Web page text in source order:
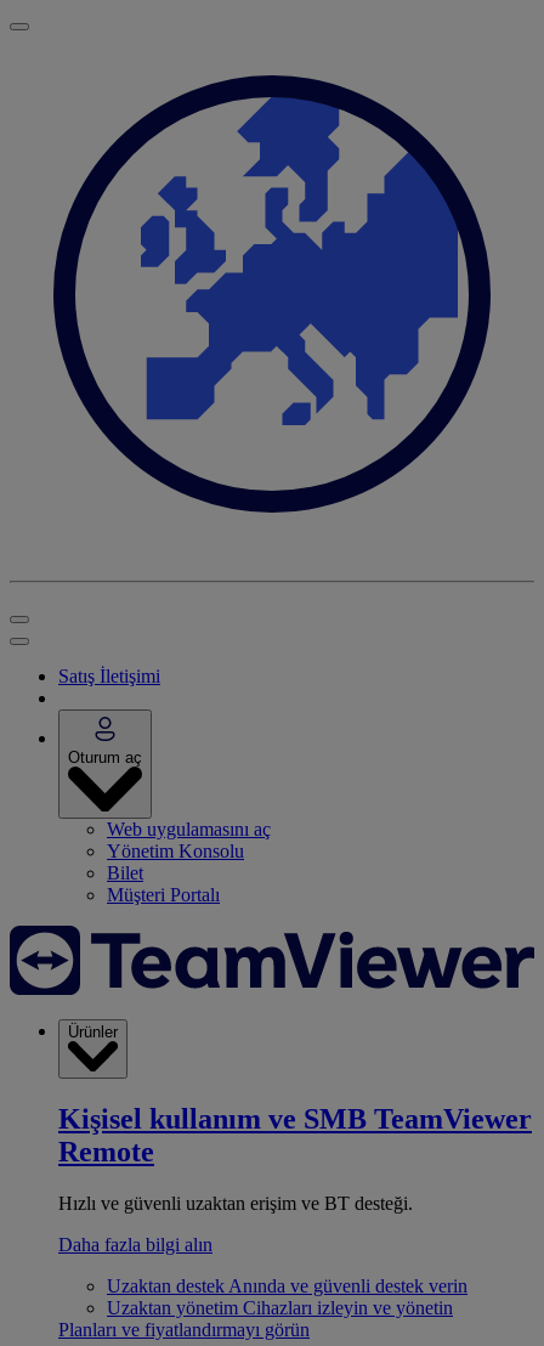
Satış İletişimi
Oturum aç
Web uygulamasını aç
Yönetim Konsolu
Bilet
Müşteri Portalı
Ürünler
Kişisel kullanım ve SMB TeamViewer
Remote
Hızlı ve güvenli uzaktan erişim ve BT desteği.
Daha fazla bilgi alın
Uzaktan destek Anında ve güvenli destek verin
Uzaktan yönetim Cihazları izleyin ve yönetin
Planları ve fiyatlandırmayı görün